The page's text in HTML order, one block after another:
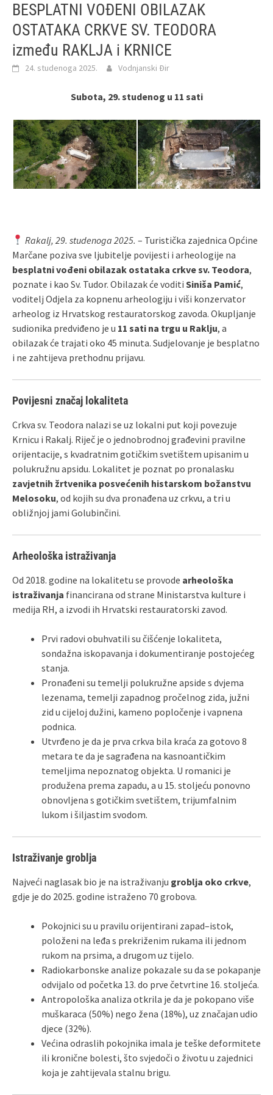
BESPLATNI VOĐENI OBILAZAK
OSTATAKA CRKVE SV. TEODORA
između RAKLJA i KRNICE
24. studenoga 2025. Vodnjanski Đir
Subota, 29. studenog u 11 sati
Rakalj, 29. studenoga 2025. – Turistička zajednica Općine
Marčane poziva sve ljubitelje povijesti i arheologije na
besplatni vođeni obilazak ostataka crkve sv. Teodora,
poznate i kao Sv. Tudor. Obilazak će voditi Siniša Pamić,
voditelj Odjela za kopnenu arheologiju i viši konzervator
arheolog iz Hrvatskog restauratorskog zavoda. Okupljanje
sudionika predviđeno je u 11 sati na trgu u Raklju, a
obilazak će trajati oko 45 minuta. Sudjelovanje je besplatno
i ne zahtijeva prethodnu prijavu.
Povijesni značaj lokaliteta
Crkva sv. Teodora nalazi se uz lokalni put koji povezuje
Krnicu i Rakalj. Riječ je o jednobrodnoj građevini pravilne
orijentacije, s kvadratnim gotičkim svetištem upisanim u
polukružnu apsidu. Lokalitet je poznat po pronalasku
zavjetnih žrtvenika posvećenih histarskom božanstvu
Melosoku, od kojih su dva pronađena uz crkvu, a tri u
obližnjoj jami Golubinčini.
Arheološka istraživanja
Od 2018. godine na lokalitetu se provode arheološka
istraživanja financirana od strane Ministarstva kulture i
medija RH, a izvodi ih Hrvatski restauratorski zavod.
Prvi radovi obuhvatili su čišćenje lokaliteta,
sondažna iskopavanja i dokumentiranje postojećeg
stanja.
Pronađeni su temelji polukružne apside s dvjema
lezenama, temelji zapadnog pročelnog zida, južni
zid u cijeloj dužini, kameno popločenje i vapnena
podnica.
Utvrđeno je da je prva crkva bila kraća za gotovo 8
metara te da je sagrađena na kasnoantičkim
temeljima nepoznatog objekta. U romanici je
produžena prema zapadu, a u 15. stoljeću ponovno
obnovljena s gotičkim svetištem, trijumfalnim
lukom i šiljastim svodom.
Istraživanje groblja
Najveći naglasak bio je na istraživanju groblja oko crkve,
gdje je do 2025. godine istraženo 70 grobova.
Pokojnici su u pravilu orijentirani zapad–istok,
položeni na leđa s prekriženim rukama ili jednom
rukom na prsima, a drugom uz tijelo.
Radiokarbonske analize pokazale su da se pokapanje
odvijalo od početka 13. do prve četvrtine 16. stoljeća.
Antropološka analiza otkrila je da je pokopano više
muškaraca (50%) nego žena (18%), uz značajan udio
djece (32%).
Većina odraslih pokojnika imala je teške deformitete
ili kronične bolesti, što svjedoči o životu u zajednici
koja je zahtijevala stalnu brigu.